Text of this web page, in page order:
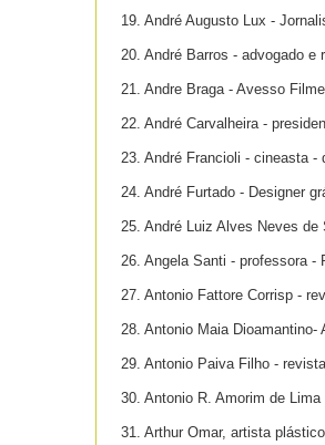
19. André Augusto Lux -
20. André Barros - advogado e
21. Andre Braga - Avesso
22. André Carvalheira -
23. André Francioli - cineasta -
24. André Furtado - Designer
25. André Luiz Alves Neves
26. Angela Santi - professora -
27. Antonio Fattore Corrisp -
28. Antonio Maia Dioamantino-
29. Antonio Paiva Filho -
30. Antonio R. Amorim de Lima
31. Arthur Omar, artista